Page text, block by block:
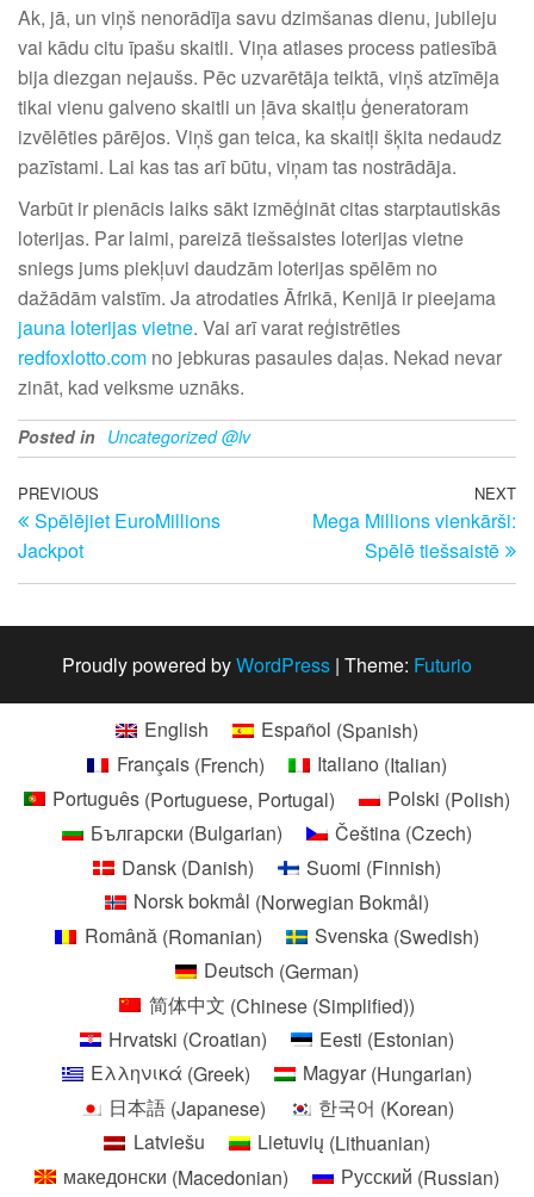
Ak, jā, un viņš nenorādīja savu dzimšanas dienu, jubileju
vai kādu citu īpašu skaitli. Viņa atlases process patiesībā
bija diezgan nejaušs. Pēc uzvarētāja teiktā, viņš atzīmēja
tikai vienu galveno skaitli un ļāva skaitļu ģeneratoram
izvēlēties pārējos. Viņš gan teica, ka skaitļi šķita nedaudz
pazīstami. Lai kas tas arī būtu, viņam tas nostrādāja.
Varbūt ir pienācis laiks sākt izmēģināt citas starptautiskās
loterijas. Par laimi, pareizā tiešsaistes loterijas vietne
sniegs jums piekļuvi daudzām loterijas spēlēm no
dažādām valstīm. Ja atrodaties Āfrikā, Kenijā ir pieejama
jauna loterijas vietne. Vai arī varat reģistrēties
redfoxlotto.com no jebkuras pasaules daļas. Nekad nevar
zināt, kad veiksme uznāks.
Posted in Uncategorized @lv
Post
navigation
Previous
Post
PREVIOUS
Spēlējiet EuroMillions
Jackpot
NEXT
Mega Millions vienkārši:
Spēlē tiešsaistē
Proudly powered byWordPress | Theme: Futurio
English Español (Spanish)
Français(French) Italiano (Italian)
Português (Portuguese, Portugal) Polski (Polish)
Български (Bulgarian) Čeština (Czech)
Dansk (Danish) Suomi (Finnish)
Norsk bokmål (Norwegian Bokmål)
Română(Romanian) Svenska(Swedish)
Deutsch (German)
简体中文 (Chinese (Simplified))
Hrvatski (Croatian) Eesti (Estonian)
Ελληνικά (Greek) Magyar (Hungarian)
日本語 (Japanese) 한국어 (Korean)
Latviešu
Lietuvių (Lithuanian)
македонски (Macedonian) Русский (Russian)